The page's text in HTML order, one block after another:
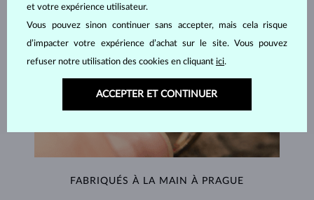
FABRIQUÉS À LA MAIN À PRAGUE
et votre expérience utilisateur.
Vous pouvez sinon continuer sans accepter, mais cela risque
d’impacter votre expérience d’achat sur le site. Vous pouvez
refuser notre utilisation des cookies en cliquant ici.
ACCEPTER ET CONTINUER